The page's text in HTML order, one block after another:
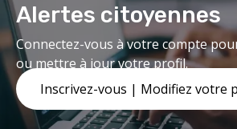
Alertes citoyennes
Connectez-vous à votre compte
ou mettre à jour votre profil.
Inscrivez-vous | Modifiez votre